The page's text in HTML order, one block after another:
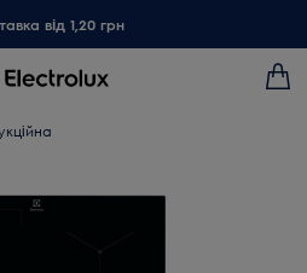
від 1,20 грн